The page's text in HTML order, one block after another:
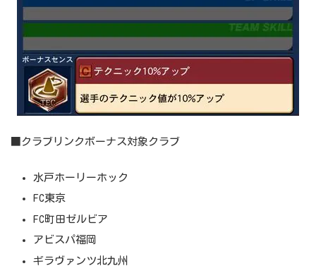
■クラブリンクボーナス対象クラブ
水戸ホーリーホック
FC東京
FC町田ゼルビア
アビスパ福岡
ギラヴァンツ北九州